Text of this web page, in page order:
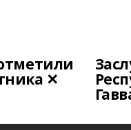
✕